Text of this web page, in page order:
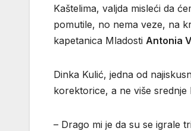
Kaštelima, valjda misleći da
pomutile, no nema veze, na
kapetanica Mladosti Antonia
Dinka Kulić, jedna od
korektorice, a ne više srednje
– Drago mi je da su se igrale